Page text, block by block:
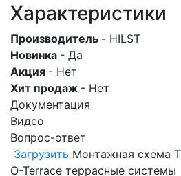
Характеристики
Производитель - HILST
Новинка - Да
Акция - Нет
Хит продаж - Нет
Документация
Видео
Вопрос-ответ
Загрузить Монтажная схема
O-Terraсe террасные системы